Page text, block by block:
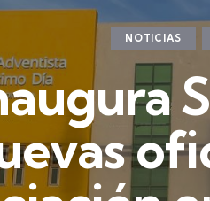
NOTICIAS